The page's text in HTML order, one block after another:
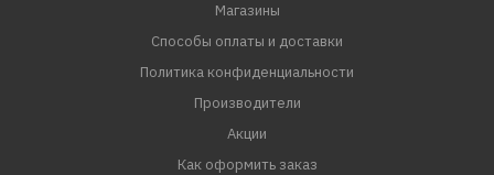
Магазины
Способы оплаты и доставки
Политика конфиденциальности
Производители
Акции
Как оформить заказ